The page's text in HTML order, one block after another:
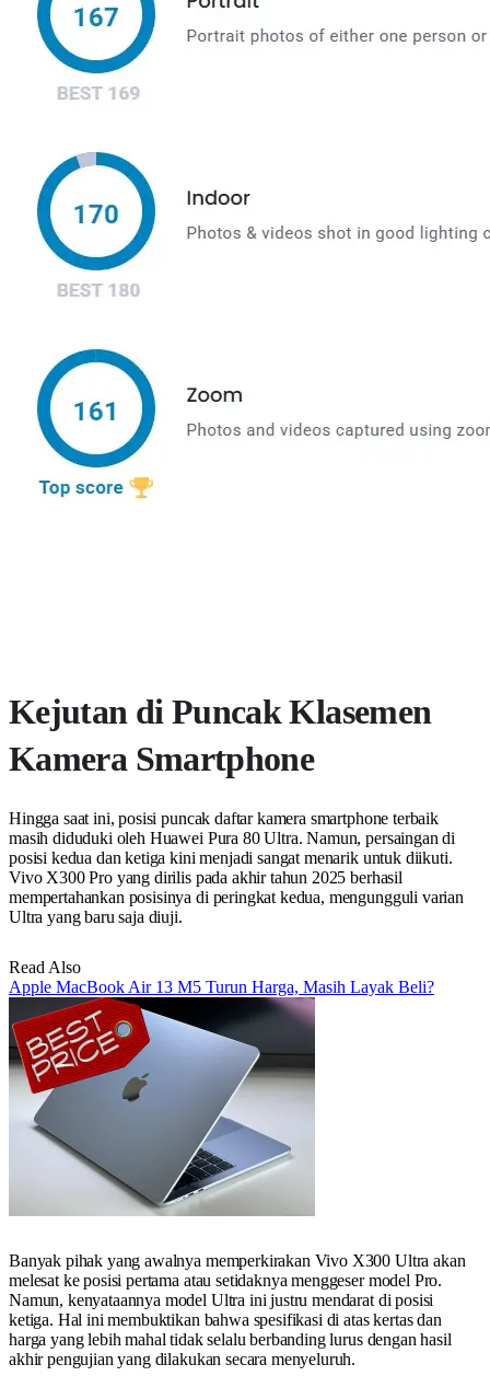
Kejutan di Puncak Klasemen
Kamera Smartphone
Hingga saat ini, posisi puncak daftar kamera smartphone terbaik
masih diduduki oleh Huawei Pura 80 Ultra. Namun, persaingan di
posisi kedua dan ketiga kini menjadi sangat menarik untuk diikuti.
Vivo X300 Pro yang dirilis pada akhir tahun 2025 berhasil
mempertahankan posisinya di peringkat kedua, mengungguli varian
Ultra yang baru saja diuji.
Read Also
Apple MacBook Air 13 M5 Turun Harga, Masih Layak Beli?
Banyak pihak yang awalnya memperkirakan Vivo X300 Ultra akan
melesat ke posisi pertama atau setidaknya menggeser model Pro.
Namun, kenyataannya model Ultra ini justru mendarat di posisi
ketiga. Hal ini membuktikan bahwa spesifikasi di atas kertas dan
harga yang lebih mahal tidak selalu berbanding lurus dengan hasil
akhir pengujian yang dilakukan secara menyeluruh.